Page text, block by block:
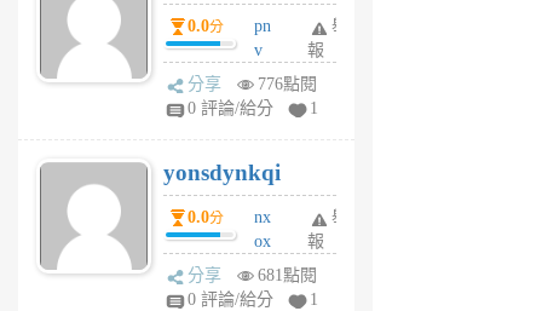
個
月
前
0.0分
pn
v
wt
sv
6
個
月
前
舉
報
分享
776點閱
0 評論/給分
1
yonsdynkqi
0.0分
nx
ox
rh
pe
舉
報
分享
681點閱
0 評論/給分
1